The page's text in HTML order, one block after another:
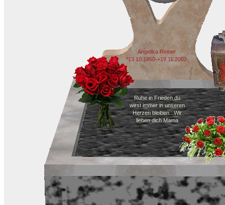
Angelika Reiner
*13.10.1950-+19.11.2002
Ruhe in Frieden du
wirst immer in unseren
Herzen bleiben...Wir
lieben dich Mama